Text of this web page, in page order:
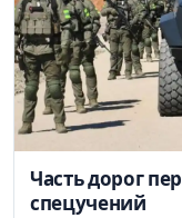
Часть дорог
спецучений